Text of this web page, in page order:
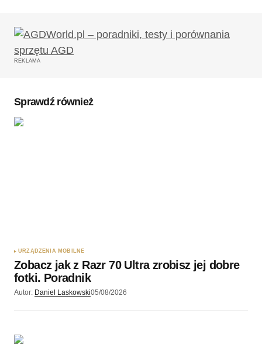
Twój adres email nie zostanie opublikowany.
Wymagane pola są oznaczone
Wyślij komentarz
REKLAMA
Sprawdź również
URZĄDZENIA MOBILNE
Zobacz jak z Razr 70 Ultra zrobisz jej dobre
fotki. Poradnik
Autor: Daniel Laskowski05/08/2026